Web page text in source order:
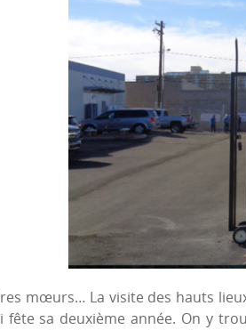
mœurs… La visite des hauts
fête sa deuxième année. On y